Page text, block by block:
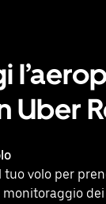
Uber
volo per